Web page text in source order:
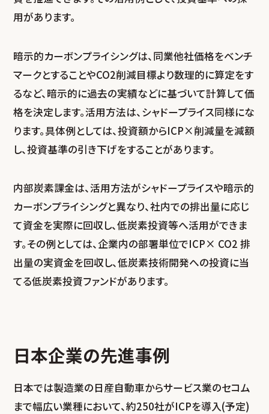
用があります。
暗示的カーボンプライシングは、同業他社価格をベンチ
マークとすることやCO2削減目標より数理的に算定をす
るなど、暗示的に過去の実績などに基づいて計算して価
格を決定します。活用方法は、シャドープライス同様にな
ります。具体例としては、投資額からICP×削減量を減額
し、投資基準の引き下げをすることがあります。
内部炭素課金は、活用方法がシャドープライスや暗示的
カーボンプライシングと異なり、社内での排出量に応じ
て資金を実際に回収し、低炭素投資等へ活用ができま
す。その例としては、企業内の部署単位でICP× CO2 排
出量の実資金を回収し、低炭素技術開発への投資に当
てる低炭素投資ファンドがあります。
日本企業の先進事例
日本では製造業の日産自動車からサービス業のセコム
まで幅広い業種において、約250社がICPを導入(予定)